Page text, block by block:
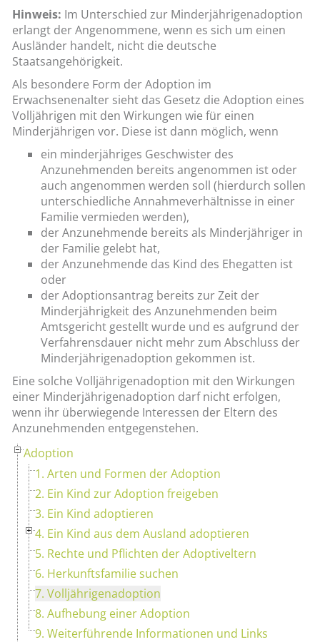
Hinweis: Im Unterschied zur Minderjährigenadoption
erlangt der Angenommene, wenn es sich um einen
Ausländer handelt, nicht die deutsche
Staatsangehörigkeit.
Als besondere Form der Adoption im
Erwachsenenalter sieht das Gesetz die Adoption eines
Volljährigen mit den Wirkungen wie für einen
Minderjährigen vor. Diese ist dann möglich, wenn
ein minderjähriges Geschwister des
Anzunehmenden bereits angenommen ist oder
auch angenommen werden soll (hierdurch sollen
unterschiedliche Annahmeverhältnisse in einer
Familie vermieden werden),
der Anzunehmende bereits als Minderjähriger in
der Familie gelebt hat,
der Anzunehmende das Kind des Ehegatten ist
oder
der Adoptionsantrag bereits zur Zeit der
Minderjährigkeit des Anzunehmenden beim
Amtsgericht gestellt wurde und es aufgrund der
Verfahrensdauer nicht mehr zum Abschluss der
Minderjährigenadoption gekommen ist.
Eine solche Volljährigenadoption mit den Wirkungen
einer Minderjährigenadoption darf nicht erfolgen,
wenn ihr überwiegende Interessen der Eltern des
Anzunehmenden entgegenstehen.
Adoption
1. Arten und Formen der Adoption
2. Ein Kind zur Adoption freigeben
3. Ein Kind adoptieren
4. Ein Kind aus dem Ausland adoptieren
5. Rechte und Pflichten der Adoptiveltern
6. Herkunftsfamilie suchen
7. Volljährigenadoption
8. Aufhebung einer Adoption
9. Weiterführende Informationen und Links